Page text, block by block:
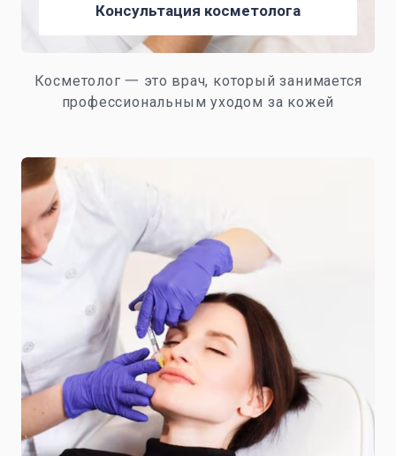
Консультация косметолога
Косметолог 一 это врач, который занимается
профессиональным уходом за кожей